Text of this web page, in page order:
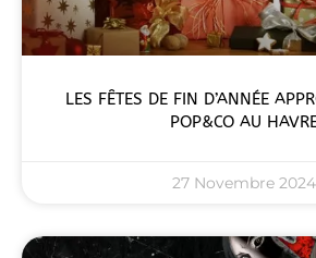
LES FÊTES DE FIN D’ANNÉE
POP&CO AU
27 Novembre 2024